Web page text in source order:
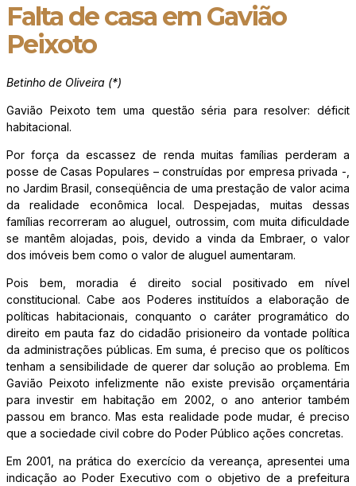
Falta de casa em Gavião
Peixoto
Betinho de Oliveira (*)
Gavião Peixoto tem uma questão séria para resolver: déficit
habitacional.
Por força da escassez de renda muitas famílias perderam a
posse de Casas Populares – construídas por empresa privada -,
no Jardim Brasil, conseqüência de uma prestação de valor acima
da realidade econômica local. Despejadas, muitas dessas
famílias recorreram ao aluguel, outrossim, com muita dificuldade
se mantêm alojadas, pois, devido a vinda da Embraer, o valor
dos imóveis bem como o valor de aluguel aumentaram.
Pois bem, moradia é direito social positivado em nível
constitucional. Cabe aos Poderes instituídos a elaboração de
políticas habitacionais, conquanto o caráter programático do
direito em pauta faz do cidadão prisioneiro da vontade política
da administrações públicas. Em suma, é preciso que os políticos
tenham a sensibilidade de querer dar solução ao problema. Em
Gavião Peixoto infelizmente não existe previsão orçamentária
para investir em habitação em 2002, o ano anterior também
passou em branco. Mas esta realidade pode mudar, é preciso
que a sociedade civil cobre do Poder Público ações concretas.
Em 2001, na prática do exercício da vereança, apresentei uma
indicação ao Poder Executivo com o objetivo de a prefeitura